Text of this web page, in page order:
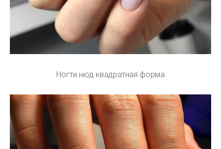
Ногти нюд квадратная форма